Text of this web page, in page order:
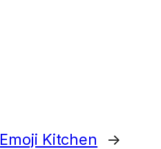
Emoji Kitchen →